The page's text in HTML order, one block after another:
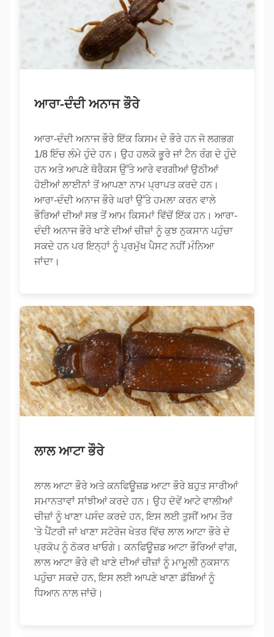
ਆਰਾ-ਦੰਦੀ ਅਨਾਜ ਭੌਰੇ
ਆਰਾ-ਦੰਦੀ ਅਨਾਜ ਭੌਰੇ ਇੱਕ ਕਿਸਮ ਦੇ ਭੌਰੇ ਹਨ ਜੋ ਲਗਭਗ
1/8 ਇੰਚ ਲੰਮੇ ਹੁੰਦੇ ਹਨ। ਉਹ ਹਲਕੇ ਭੂਰੇ ਜਾਂ ਟੈਨ ਰੰਗ ਦੇ ਹੁੰਦੇ
ਹਨ ਅਤੇ ਆਪਣੇ ਥੋਰੈਕਸ ਉੱਤੇ ਆਰੇ ਵਰਗੀਆਂ ਉਠੀਆਂ
ਹੋਈਆਂ ਲਾਈਨਾਂ ਤੋਂ ਆਪਣਾ ਨਾਮ ਪ੍ਰਾਪਤ ਕਰਦੇ ਹਨ।
ਆਰਾ-ਦੰਦੀ ਅਨਾਜ ਭੌਰੇ ਘਰਾਂ ਉੱਤੇ ਹਮਲਾ ਕਰਨ ਵਾਲੇ
ਭੌਰਿਆਂ ਦੀਆਂ ਸਭ ਤੋਂ ਆਮ ਕਿਸਮਾਂ ਵਿੱਚੋਂ ਇੱਕ ਹਨ। ਆਰਾ-
ਦੰਦੀ ਅਨਾਜ ਭੌਰੇ ਖਾਣੇ ਦੀਆਂ ਚੀਜ਼ਾਂ ਨੂੰ ਕੁਝ ਨੁਕਸਾਨ ਪਹੁੰਚਾ
ਸਕਦੇ ਹਨ ਪਰ ਇਨ੍ਹਾਂ ਨੂੰ ਪ੍ਰਮੁੱਖ ਪੈਸਟ ਨਹੀਂ ਮੰਨਿਆ
ਜਾਂਦਾ।
ਲਾਲ ਆਟਾ ਭੌਰੇ
ਲਾਲ ਆਟਾ ਭੌਰੇ ਅਤੇ ਕਨਫਿਊਜ਼ਡ ਆਟਾ ਭੌਰੇ ਬਹੁਤ ਸਾਰੀਆਂ
ਸਮਾਨਤਾਵਾਂ ਸਾਂਝੀਆਂ ਕਰਦੇ ਹਨ। ਉਹ ਦੋਵੇਂ ਆਟੇ ਵਾਲੀਆਂ
ਚੀਜ਼ਾਂ ਨੂੰ ਖਾਣਾ ਪਸੰਦ ਕਰਦੇ ਹਨ, ਇਸ ਲਈ ਤੁਸੀਂ ਆਮ ਤੌਰ
'ਤੇ ਪੈਂਟਰੀ ਜਾਂ ਖਾਣਾ ਸਟੋਰੇਜ ਖੇਤਰ ਵਿੱਚ ਲਾਲ ਆਟਾ ਭੌਰੇ ਦੇ
ਪ੍ਰਕੋਪ ਨੂੰ ਠੋਕਰ ਖਾਓਗੇ। ਕਨਫਿਊਜ਼ਡ ਆਟਾ ਭੌਰਿਆਂ ਵਾਂਗ,
ਲਾਲ ਆਟਾ ਭੌਰੇ ਵੀ ਖਾਣੇ ਦੀਆਂ ਚੀਜ਼ਾਂ ਨੂੰ ਮਾਮੂਲੀ ਨੁਕਸਾਨ
ਪਹੁੰਚਾ ਸਕਦੇ ਹਨ, ਇਸ ਲਈ ਆਪਣੇ ਖਾਣਾ ਡੱਬਿਆਂ ਨੂੰ
ਧਿਆਨ ਨਾਲ ਜਾਂਚੋ।